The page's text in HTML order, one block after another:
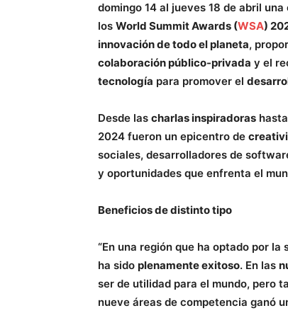
domingo 14 al jueves 18 de abril
los World Summit Awards (WSA)
innovación de todo el planeta,
colaboración público-privada y el
tecnología para promover el
Desde las charlas inspiradoras
2024 fueron un epicentro de
sociales, desarrolladores de
y oportunidades que enfrenta el
Beneficios de distinto tipo
“En una región que ha optado por
ha sido plenamente exitoso. En las
ser de utilidad para el mundo, pero
nueve áreas de competencia ganó